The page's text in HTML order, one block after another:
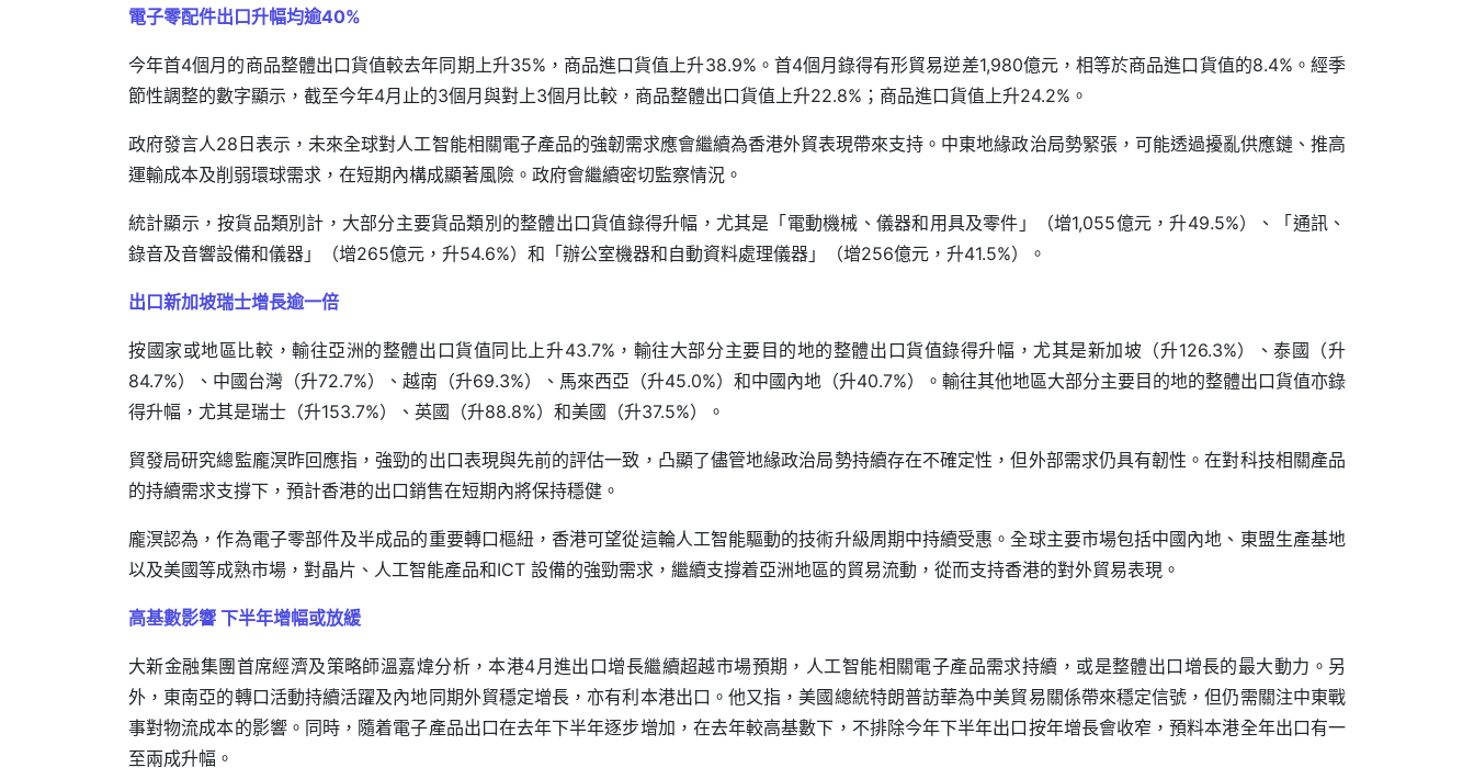
電子零配件出口升幅均逾40%
今年首4個月的商品整體出口貨值較去年同期上升35%，商品進口貨值上升38.9%。首4個月錄得有形貿易逆差1,980億元，相等於商品進口貨值的8.4%。經季
節性調整的數字顯示，截至今年4月止的3個月與對上3個月比較，商品整體出口貨值上升22.8%；商品進口貨值上升24.2%。
政府發言人28日表示，未來全球對人工智能相關電子產品的強韌需求應會繼續為香港外貿表現帶來支持。中東地緣政治局勢緊張，可能透過擾亂供應鏈、推高
運輸成本及削弱環球需求，在短期內構成顯著風險。政府會繼續密切監察情況。
統計顯示，按貨品類別計，大部分主要貨品類別的整體出口貨值錄得升幅，尤其是「電動機械、儀器和用具及零件」（增1,055億元，升49.5%）、「通訊、
錄音及音響設備和儀器」（增265億元，升54.6%）和「辦公室機器和自動資料處理儀器」（增256億元，升41.5%）。
出口新加坡瑞士增長逾一倍
按國家或地區比較，輸往亞洲的整體出口貨值同比上升43.7%，輸往大部分主要目的地的整體出口貨值錄得升幅，尤其是新加坡（升126.3%）、泰國（升
84.7%）、中國台灣（升72.7%）、越南（升69.3%）、馬來西亞（升45.0%）和中國內地（升40.7%）。輸往其他地區大部分主要目的地的整體出口貨值亦錄
得升幅，尤其是瑞士（升153.7%）、英國（升88.8%）和美國（升37.5%）。
貿發局研究總監龐溟昨回應指，強勁的出口表現與先前的評估一致，凸顯了儘管地緣政治局勢持續存在不確定性，但外部需求仍具有韌性。在對科技相關產品
的持續需求支撐下，預計香港的出口銷售在短期內將保持穩健。
龐溟認為，作為電子零部件及半成品的重要轉口樞紐，香港可望從這輪人工智能驅動的技術升級周期中持續受惠。全球主要市場包括中國內地、東盟生產基地
以及美國等成熟市場，對晶片、人工智能產品和ICT 設備的強勁需求，繼續支撐着亞洲地區的貿易流動，從而支持香港的對外貿易表現。
高基數影響 下半年增幅或放緩
大新金融集團首席經濟及策略師溫嘉煒分析，本港4月進出口增長繼續超越市場預期，人工智能相關電子產品需求持續，或是整體出口增長的最大動力。另
外，東南亞的轉口活動持續活躍及內地同期外貿穩定增長，亦有利本港出口。他又指，美國總統特朗普訪華為中美貿易關係帶來穩定信號，但仍需關注中東戰
事對物流成本的影響。同時，隨着電子產品出口在去年下半年逐步增加，在去年較高基數下，不排除今年下半年出口按年增長會收窄，預料本港全年出口有一
至兩成升幅。